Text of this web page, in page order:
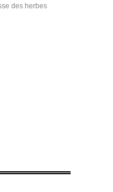
des herbes